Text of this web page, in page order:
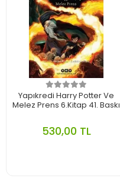
Yapıkredi Harry Potter Ve
Melez Prens 6.Kitap 41. Baskı
530,00 TL